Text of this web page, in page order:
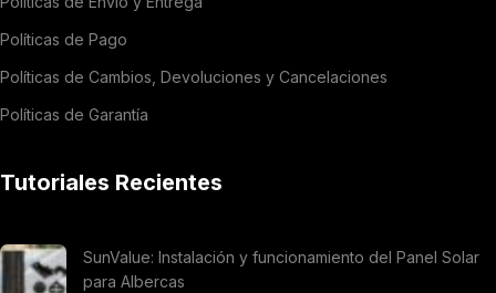
Políticas de Pago
Políticas de Cambios, Devoluciones y Cancelaciones
Políticas de Garantía
Tutoriales Recientes
SunValue: Instalación y funcionamiento del Panel Solar
para Albercas